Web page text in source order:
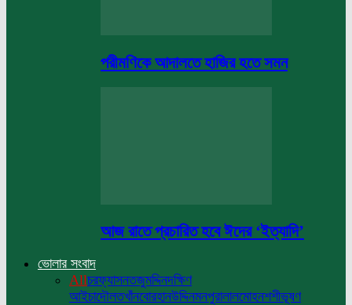
পরীমণিকে আদালতে হাজির হতে সমন
আজ রাতে প্রচারিত হবে ঈদের ‘ইত্যাদি’
ভোলার সংবাদ
Allচরফ্যাসনতজুমদ্দিনদক্ষিণ
আইচাদৌলতখাঁনবোরহানউদ্দিনমনপুরালালমোহনশশীভূষণ